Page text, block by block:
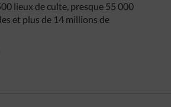
lieux de culte, presque 55 000
et plus de 14 millions de